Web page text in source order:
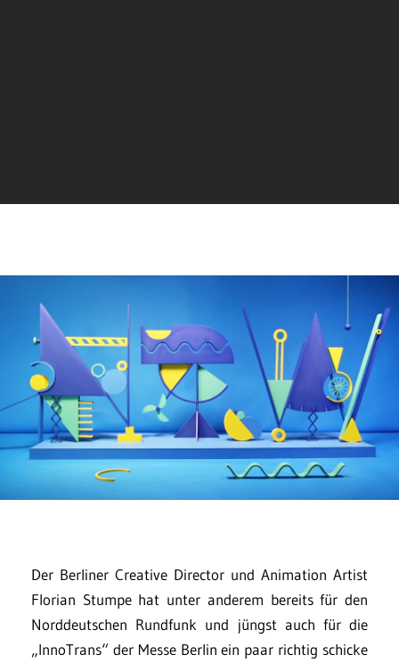
Der Berliner Creative Director und Animation Artist
Florian Stumpe hat unter anderem bereits für den
Norddeutschen Rundfunk und jüngst auch für die
„InnoTrans“ der Messe Berlin ein paar richtig schicke